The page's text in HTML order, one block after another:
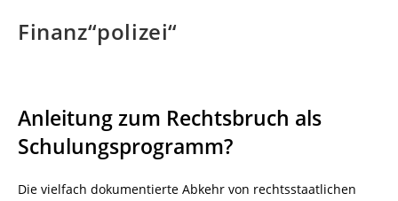
Finanz“polizei“
Anleitung zum Rechtsbruch als
Schulungsprogramm?
Die vielfach dokumentierte Abkehr von rechtsstaatlichen